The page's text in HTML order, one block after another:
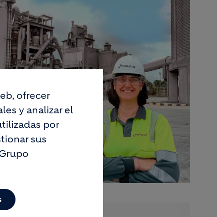
ofrecer
y analizar el
por
sus